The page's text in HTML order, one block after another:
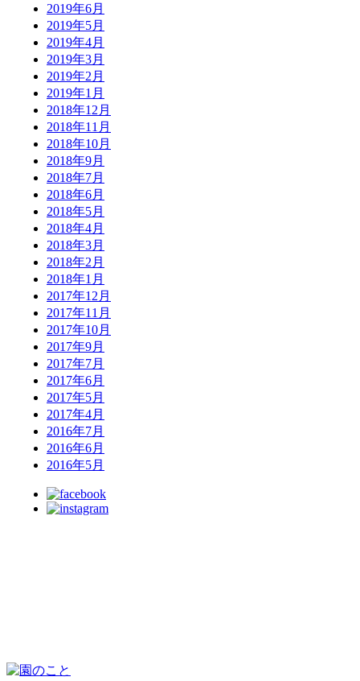
2019年6月
2019年5月
2019年4月
2019年3月
2019年2月
2019年1月
2018年12月
2018年11月
2018年10月
2018年9月
2018年7月
2018年6月
2018年5月
2018年4月
2018年3月
2018年2月
2018年1月
2017年12月
2017年11月
2017年10月
2017年9月
2017年7月
2017年6月
2017年5月
2017年4月
2016年7月
2016年6月
2016年5月